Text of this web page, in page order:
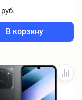
руб.
В корзину